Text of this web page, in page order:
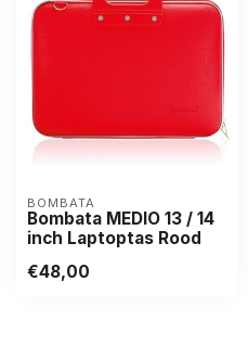
BOMBATA
Bombata MEDIO 13 / 14
inch Laptoptas Rood
€48,00